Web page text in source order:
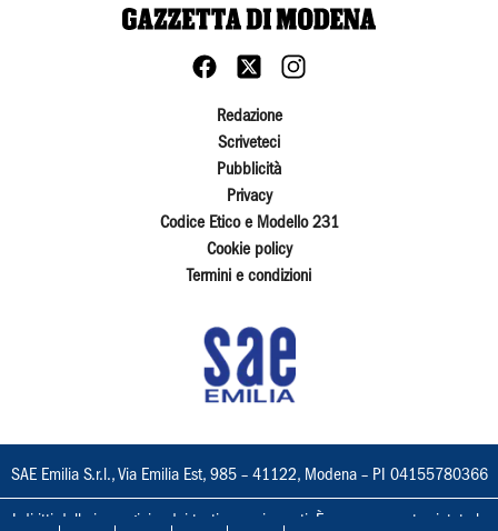
Redazione
Scriveteci
Pubblicità
Privacy
Codice Etico e Modello 231
Cookie policy
Termini e condizioni
SAE Emilia S.r.l., Via Emilia Est, 985 – 41122, Modena – PI 04155780366
I diritti delle immagini e dei testi sono riservati. È espressamente vietata la